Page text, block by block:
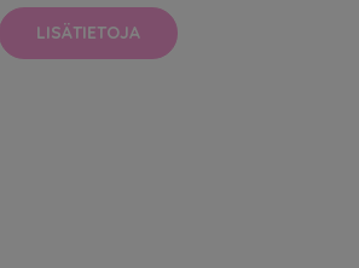
LISÄTIETOJA